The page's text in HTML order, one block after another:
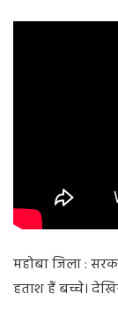
महोबा जिला :
हताश हैं बच्चे।